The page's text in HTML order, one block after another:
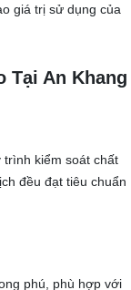
giá trị sử dụng của
Tại An Khang
trình kiểm soát chất
đều đạt tiêu chuẩn
phú, phù hợp với